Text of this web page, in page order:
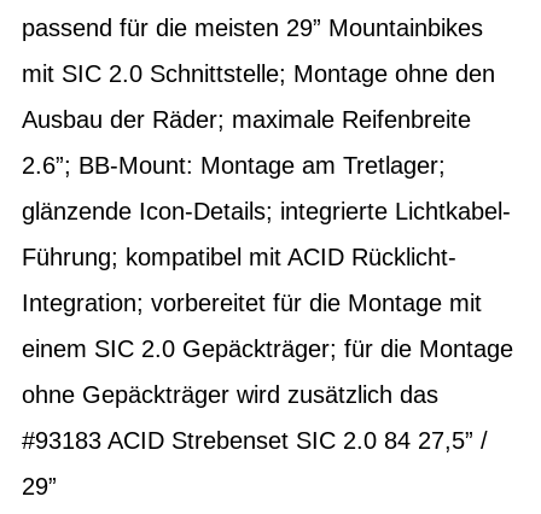
passend für die meisten 29” Mountainbikes
mit SIC 2.0 Schnittstelle; Montage ohne den
Ausbau der Räder; maximale Reifenbreite
2.6”; BB-Mount: Montage am Tretlager;
glänzende Icon-Details; integrierte Lichtkabel-
Führung; kompatibel mit ACID Rücklicht-
Integration; vorbereitet für die Montage mit
einem SIC 2.0 Gepäckträger; für die Montage
ohne Gepäckträger wird zusätzlich das
#93183 ACID Strebenset SIC 2.0 84 27,5” /
29”